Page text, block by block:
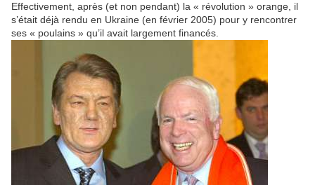
Effectivement, après (et non pendant) la « révolution » orange, il
s’était déjà rendu en Ukraine (en février 2005) pour y rencontrer
ses « poulains » qu’il avait largement financés.